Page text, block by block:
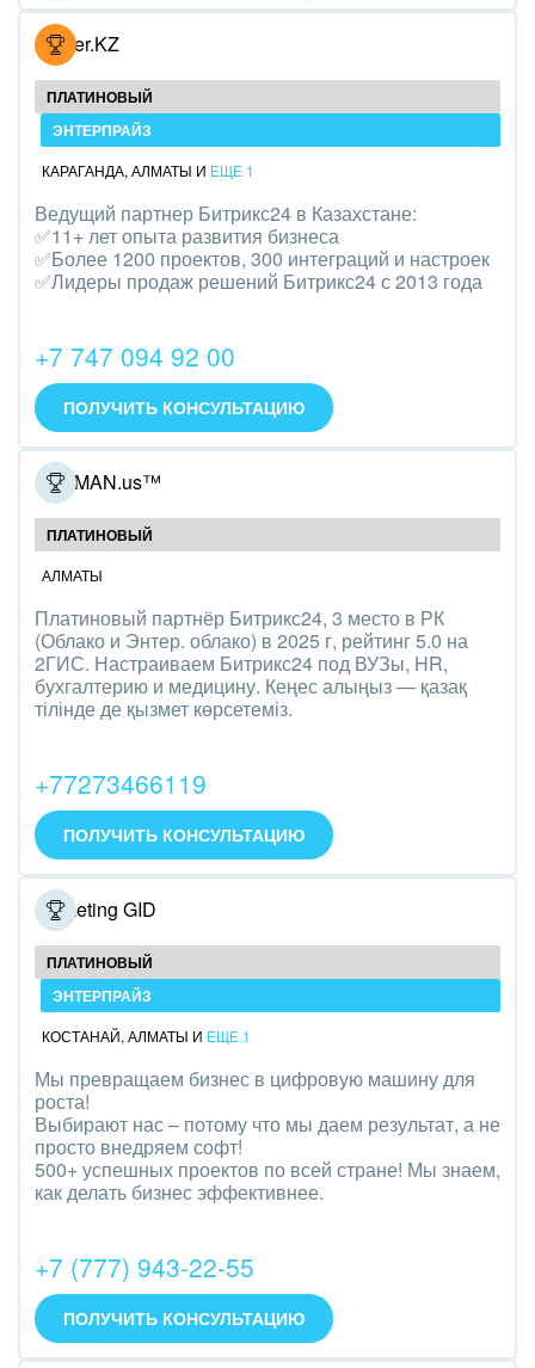
Выставки, семинары, конференции
Горнодобывающая отрасль
Досуг, туризм и отдых
Изготовление памятников и мемориальных
комплексов
Инвестиционный бизнес
IT, Интернет
Консалтинговые и управленческие услуги
Культурные события, спорт, шоу-бизнес
Логистика
Мебель, лес, деревообработка
Медицина и фармацевтика
Металлургия
Нефть, газ
Оборудование, техника
Полиграфия
Ритуальные услуги
Рынки и торговля
Финансы, бухгалтерия, банки
Химия и нефтехимия
Электроэнергетика
Ювелирное дело
Юриспруденция
Hoster.KZ
ПЛАТИНОВЫЙ
ЭНТЕРПРАЙЗ
КАРАГАНДА, АЛМАТЫ И ЕЩЕ 1
Ведущий партнер Битрикс24 в Казахстане:
✅11+ лет опыта развития бизнеса
✅Более 1200 проектов, 300 интеграций и настроек
✅Лидеры продаж решений Битрикс24 с 2013 года
+7 747 094 92 00
ПОЛУЧИТЬ КОНСУЛЬТАЦИЮ
GETMAN.us™
ПЛАТИНОВЫЙ
АЛМАТЫ
Платиновый партнёр Битрикс24, 3 место в РК
(Облако и Энтер. облако) в 2025 г, рейтинг 5.0 на
2ГИС. Настраиваем Битрикс24 под ВУЗы, HR,
бухгалтерию и медицину. Кеңес алыңыз — қазақ
тілінде де қызмет көрсетеміз.
+77273466119
ПОЛУЧИТЬ КОНСУЛЬТАЦИЮ
Marketing GID
ПЛАТИНОВЫЙ
ЭНТЕРПРАЙЗ
КОСТАНАЙ, АЛМАТЫ И ЕЩЕ 1
Мы превращаем бизнес в цифровую машину для
роста!
Выбирают нас – потому что мы даем результат, а не
просто внедряем софт!
500+ успешных проектов по всей стране! Мы знаем,
как делать бизнес эффективнее.
+7 (777) 943-22-55
ПОЛУЧИТЬ КОНСУЛЬТАЦИЮ